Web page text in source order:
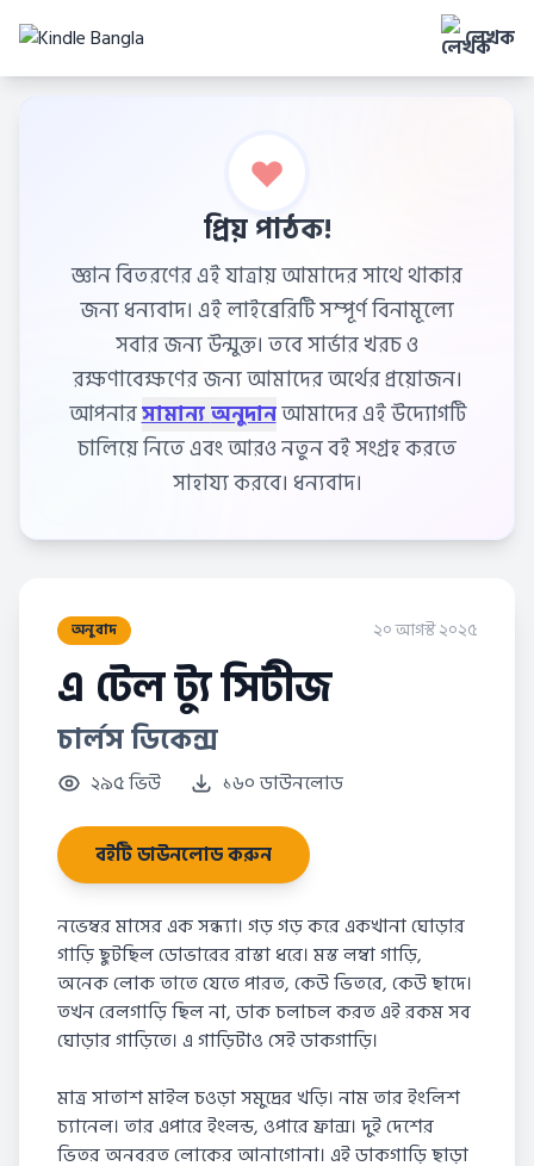
লেখক
প্রিয় পাঠক!
জ্ঞান বিতরণের এই যাত্রায় আমাদের সাথে থাকার
জন্য ধন্যবাদ। এই লাইব্রেরিটি সম্পূর্ণ বিনামূল্যে
সবার জন্য উন্মুক্ত। তবে সার্ভার খরচ ও
রক্ষণাবেক্ষণের জন্য আমাদের অর্থের প্রয়োজন।
আপনার
সামান্য অনুদানআমাদের এই উদ্যোগটি
চালিয়ে নিতে এবং আরও নতুন বই সংগ্রহ করতে
সাহায্য করবে। ধন্যবাদ।
অনুবাদ ২০ আগস্ট ২০২৫
এ টেল ট্যু সিটীজ
চার্লস ডিকেন্স
২৯৫ ভিউ ১৬০ ডাউনলোড
বইটি ডাউনলোড করুন
নভেম্বর মাসের এক সন্ধ্যা। গড় গড় করে একখানা ঘোড়ার
গাড়ি ছুটছিল ডোভারের রাস্তা ধরে। মস্ত লম্বা গাড়ি,
অনেক লোক তাতে যেতে পারত, কেউ ভিতরে, কেউ ছাদে।
তখন রেলগাড়ি ছিল না, ডাক চলাচল করত এই রকম সব
ঘোড়ার গাড়িতে। এ গাড়িটাও সেই ডাকগাড়ি।
মাত্র সাতাশ মাইল চওড়া সমুদ্রের খড়ি। নাম তার ইংলিশ
চ্যানেল। তার এপারে ইংলন্ড, ওপারে ফ্রান্স। দুই দেশের
ভিতর অনবরত লোকের আনাগোনা। এই ডাকগাড়ি ছাড়া